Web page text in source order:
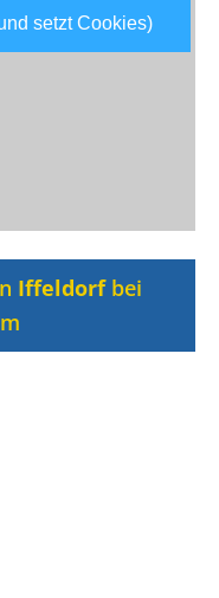
setzt Cookies)
Iffeldorfbei